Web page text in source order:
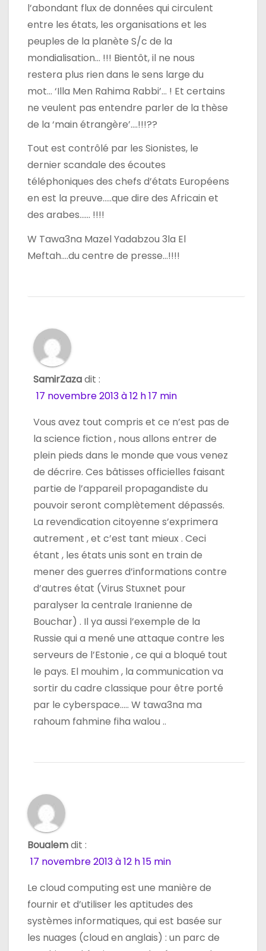
l’abondant flux de données qui circulent
entre les états, les organisations et les
peuples de la planète S/c de la
mondialisation… !!! Bientôt, il ne nous
restera plus rien dans le sens large du
mot… ‘Illa Men Rahima Rabbi’… ! Et certains
ne veulent pas entendre parler de la thèse
de la ‘main étrangère’….!!!??
Tout est contrôlé par les Sionistes, le
dernier scandale des écoutes
téléphoniques des chefs d’états Européens
en est la preuve…..que dire des Africain et
des arabes…… !!!!
W Tawa3na Mazel Yadabzou 3la El
Meftah….du centre de presse…!!!!
SamirZazadit :
17 novembre 2013 à 12 h 17 min
Vous avez tout compris et ce n’est pas de
la science fiction , nous allons entrer de
plein pieds dans le monde que vous venez
de décrire. Ces bâtisses officielles faisant
partie de l’appareil propagandiste du
pouvoir seront complètement dépassés.
La revendication citoyenne s’exprimera
autrement , et c’est tant mieux . Ceci
étant , les états unis sont en train de
mener des guerres d’informations contre
d’autres état (Virus Stuxnet pour
paralyser la centrale Iranienne de
Bouchar) . Il ya aussi l’exemple de la
Russie qui a mené une attaque contre les
serveurs de l’Estonie , ce qui a bloqué tout
le pays. El mouhim , la communication va
sortir du cadre classique pour être porté
par le cyberspace….. W tawa3na ma
rahoum fahmine fiha walou ..
Boualemdit :
17 novembre 2013 à 12 h 15 min
Le cloud computing est une manière de
fournir et d’utiliser les aptitudes des
systèmes informatiques, qui est basée sur
les nuages (cloud en anglais) : un parc de